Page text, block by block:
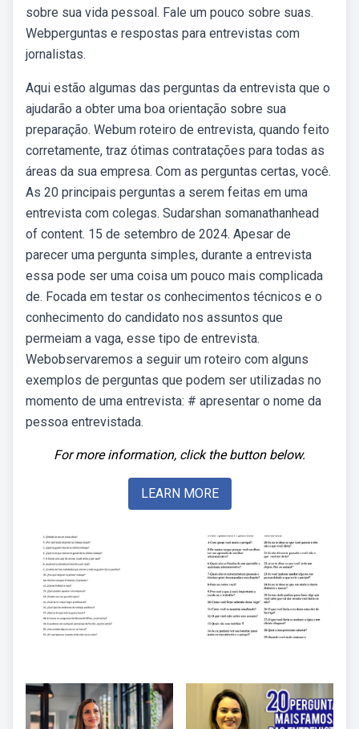
sobre sua vida pessoal. Fale um pouco sobre suas.
Webperguntas e respostas para entrevistas com
jornalistas.
Aqui estão algumas das perguntas da entrevista que o
ajudarão a obter uma boa orientação sobre sua
preparação. Webum roteiro de entrevista, quando feito
corretamente, traz ótimas contratações para todas as
áreas da sua empresa. Com as perguntas certas, você.
As 20 principais perguntas a serem feitas em uma
entrevista com colegas. Sudarshan somanathanhead
of content. 15 de setembro de 2024. Apesar de
parecer uma pergunta simples, durante a entrevista
essa pode ser uma coisa um pouco mais complicada
de. Focada em testar os conhecimentos técnicos e o
conhecimento do candidato nos assuntos que
permeiam a vaga, esse tipo de entrevista.
Webobservaremos a seguir um roteiro com alguns
exemplos de perguntas que podem ser utilizadas no
momento de uma entrevista: # apresentar o nome da
pessoa entrevistada.
For more information, click the button below.
LEARN MORE